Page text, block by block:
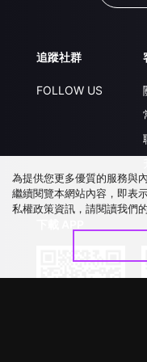
追蹤社群
FOLLOW US
為提供您更多優質的服務與
繼續閱覽本網站內容，即表
私權政策資訊，請閱讀我們的